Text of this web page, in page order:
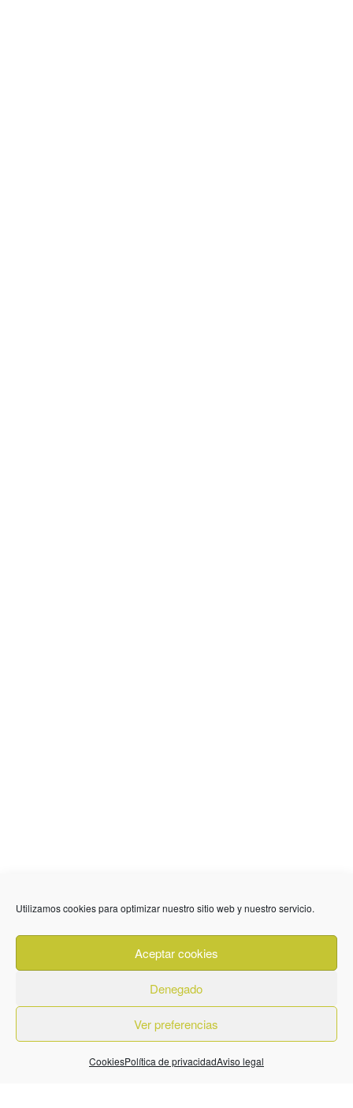
Utilizamos cookies para optimizar nuestro sitio web y nuestro servicio.
Aceptar cookies
Denegado
Ver preferencias
CookiesPolítica de privacidadAviso legal
636 01 61 85
Fuente Palmera
info @ fuentepalmerainformacion.es
Privacidad Aviso legal
Cookies
Quiénes Somos
Contacto